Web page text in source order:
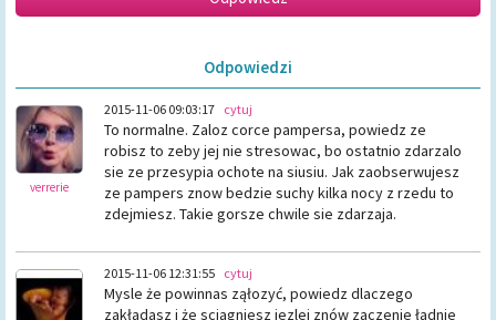
Odpowiedzi
verrerie
2015-11-06 09:03:17 cytuj
To normalne. Zaloz corce pampersa, powiedz ze
robisz to zeby jej nie stresowac, bo ostatnio zdarzalo
sie ze przesypia ochote na siusiu. Jak zaobserwujesz
ze pampers znow bedzie suchy kilka nocy z rzedu to
zdejmiesz. Takie gorsze chwile sie zdarzaja.
2015-11-06 12:31:55 cytuj
Mysle że powinnas ząłozyć, powiedz dlaczego
zakładasz i że sciagniesz jezlei znów zaczenie ładnie